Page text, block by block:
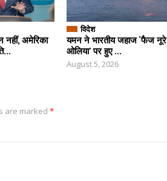
नहीं, अमेरिका
विदेश
यमन ने भारतीय जहाज ‘फैज नूरे
ओलिया’ पर हुए ...
August 5, 2026
are marked *